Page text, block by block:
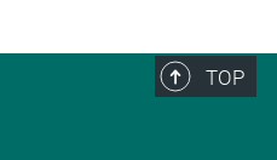
TOP